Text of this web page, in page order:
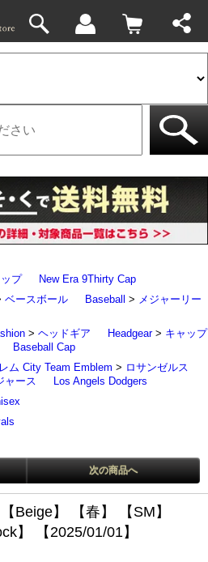
プ
New Era 9Thirty Cap
ベースボール Baseball > メジャーリー
> ヘッドギア Headgear> キャップ
Baseball Cap
ム City Team Emblem > ロサンゼルス
ャース
Los Angels Dodgers
次の商品へ
【Beige】 【春】
【SM】
】
【2025/01/01】
4件
33件